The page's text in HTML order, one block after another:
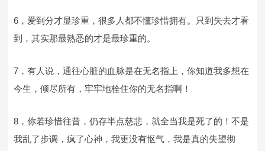
6，爱到分才显珍重，很多人都不懂珍惜拥有。只到失去才看
到，其实那最熟悉的才是最珍重的。
7，有人说，通往心脏的血脉是在无名指上，你知道我多想在
今生，倾尽所有，牢牢地栓住你的无名指啊！
8，你若珍惜往昔，仍存半点慈悲，就全当我是死了的！不是
我乱了步调，疯了心神，我更没有怄气，我是真的失望彻